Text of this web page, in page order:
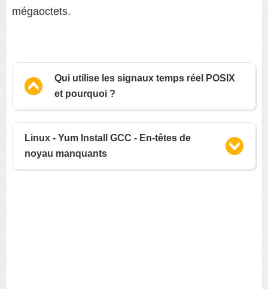
mégaoctets.
Qui utilise les signaux temps réel POSIX
et pourquoi ?
Linux - Yum Install GCC - En-têtes de
noyau manquants